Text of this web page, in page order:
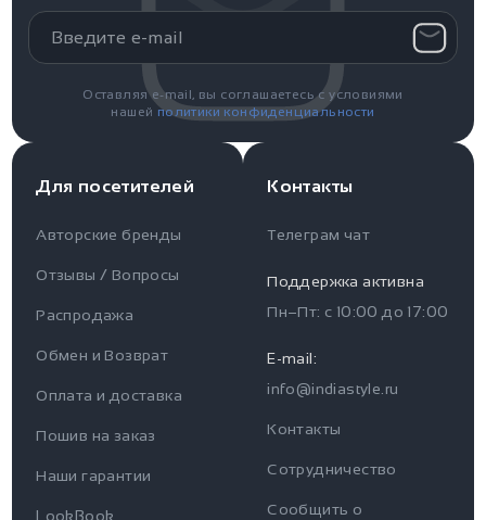
Контакты
Часы работы поддержки
Пн-Пт c 10:00 до 17:00
Для пользователя
Информация
Для посетителей
Авторские бренды
Отзывы / Вопросы
Распродажа
Обмен и Возврат
Оплата и доставка
Пошив на заказ
Наши гарантии
LookBook
Оставляя e-mail, вы соглашаетесь с условиями
нашей политики конфиденциальности
Контакты
Телеграм чат
Поддержка активна
Пн–Пт: с 10:00 до 17:00
E-mail:
info@indiastyle.ru
Контакты
Сотрудничество
Сообщить о